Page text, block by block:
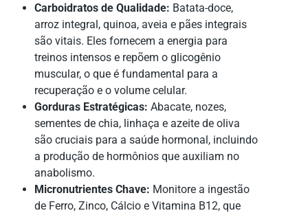
Carboidratos de Qualidade: Batata-doce,
arroz integral, quinoa, aveia e pães integrais
são vitais. Eles fornecem a energia para
treinos intensos e repõem o glicogênio
muscular, o que é fundamental para a
recuperação e o volume celular.
Gorduras Estratégicas: Abacate, nozes,
sementes de chia, linhaça e azeite de oliva
são cruciais para a saúde hormonal, incluindo
a produção de hormônios que auxiliam no
anabolismo.
Micronutrientes Chave: Monitore a ingestão
de Ferro, Zinco, Cálcio e Vitamina B12, que